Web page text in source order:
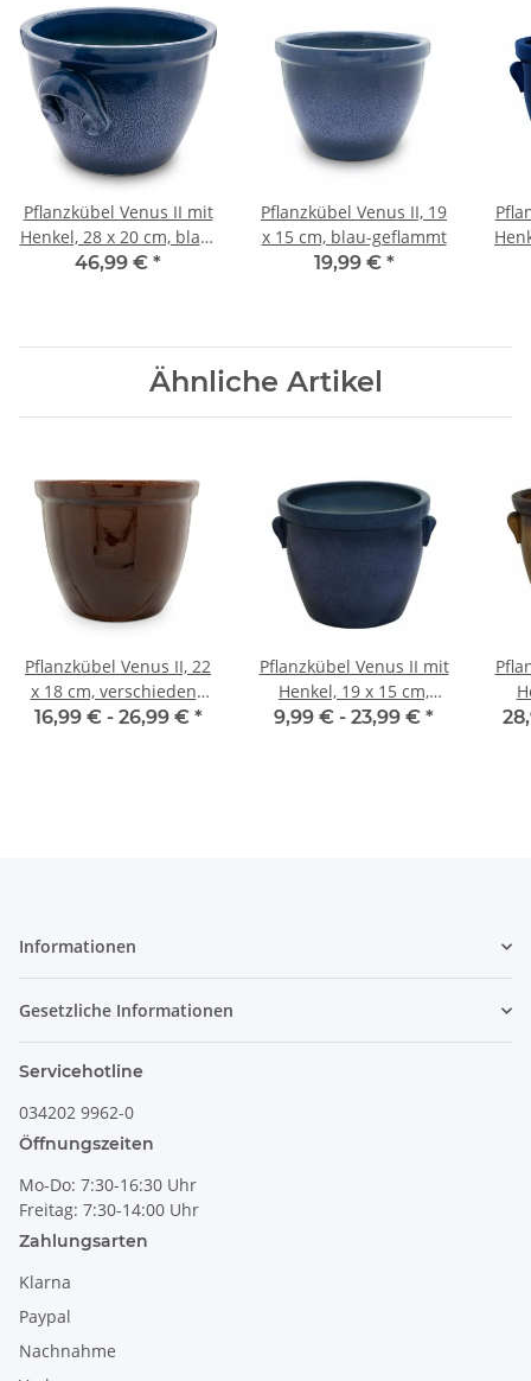
Pflanzkübel Venus II mit
Henkel, 28 x 20 cm, blau-
geflammt
46,99 € *
Pflanzkübel Venus II, 19
x 15 cm, blau-geflammt
19,99 € *
Ähnliche Artikel
Pflanzkübel Venus II, 22
x 18 cm, verschiedene
Farben verfügbar
16,99 € - 26,99 € *
Pflanzkübel Venus II mit
Henkel, 19 x 15 cm,
verschiedene Farben
9,99 € - 23,99 € *
Informationen
Gesetzliche Informationen
Servicehotline
034202 9962-0
Öffnungszeiten
Mo-Do: 7:30-16:30 Uhr
Freitag: 7:30-14:00 Uhr
Zahlungsarten
Klarna
Paypal
Nachnahme